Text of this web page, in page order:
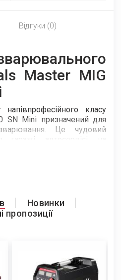
Відгуки (0)
Master MIG
класу
SN Mini призначений для
зварювання. Це чудовий
гаражі, автосервісі, на
в авторемонті,
виробництвах, а також
Новинки
пропозиції